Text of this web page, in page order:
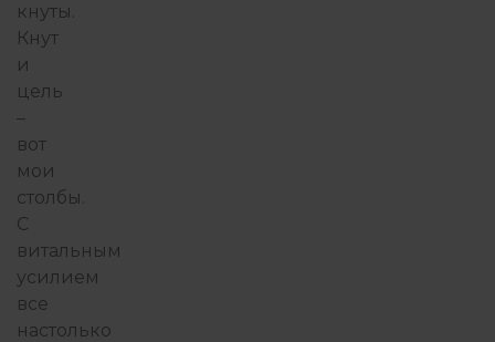
кнуты.
Кнут
и
цель
–
вот
мои
столбы.
С
витальным
усилием
все
настолько